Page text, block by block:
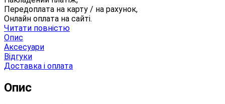
Передоплата на карту / на рахунок,
Онлайн оплата на сайті.
Читати повністю
Опис
Аксесуари
Відгуки
Доставка і оплата
Опис